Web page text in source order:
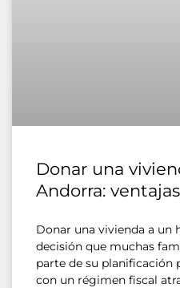
Donar una
Andorra:
Donar una vivienda a un
decisión que muchas
parte de su planificación
con un régimen fiscal